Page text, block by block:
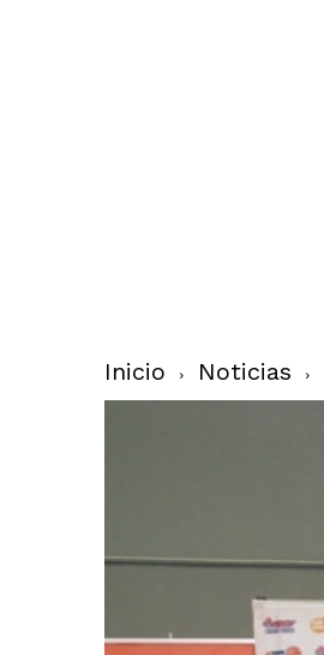
Inicio Noticias